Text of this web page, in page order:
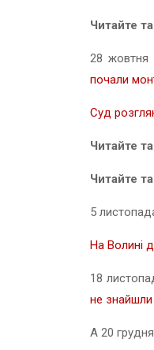
Читайте
28 жовтня
почали
Суд
Читайте
Читайте
5
На Волині
18
не
А 20